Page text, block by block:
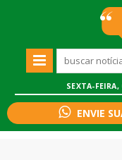
SEXTA-
ENVIE